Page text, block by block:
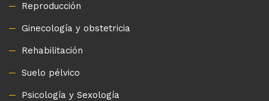
Reproducción
Ginecología y obstetricia
Rehabilitación
Suelo pélvico
Psicología y Sexología